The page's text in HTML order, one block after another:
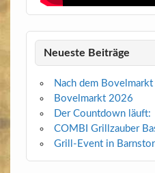
Neueste Beiträge
Nach dem
Bovelmarkt 2026
Der Countdown läuft:
COMBI Grillzauber
Grill-Event in